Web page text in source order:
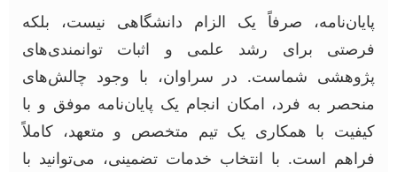
پایان‌نامه، صرفاً یک الزام دانشگاهی نیست، بلکه
فرصتی برای رشد علمی و اثبات توانمندی‌های
پژوهشی شماست. در سراوان، با وجود چالش‌های
منحصر به فرد، امکان انجام یک پایان‌نامه موفق و با
کیفیت با همکاری یک تیم متخصص و متعهد، کاملاً
فراهم است. با انتخاب خدمات تضمینی، می‌توانید با